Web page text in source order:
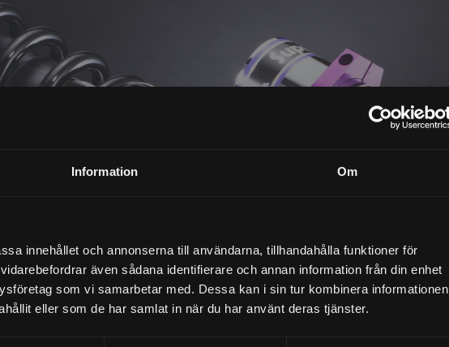
Information Om
innehållet och annonserna till användarna, tillhandahålla funktioner för
även sådana identifierare och annan information från din enhet
som vi samarbetar med. Dessa kan i sin tur kombinera informationen
eller som de har samlat in när du har använt deras tjänster.
personuppgifter behandlas i enlighet med vårintegritetspolicy .